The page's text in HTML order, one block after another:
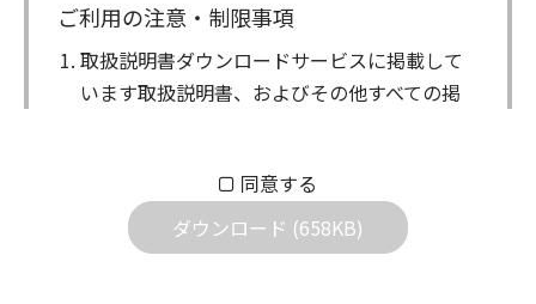
ご利用の注意・制限事項
取扱説明書ダウンロードサービスに掲載して
います取扱説明書、およびその他すべての掲
属します。ダウンロードした取扱説明書は、
個人が本来の目的でご使用されることは可能
ですが、権利者の許諾を得ることなく、以下
同意する
ダウンロード (658KB)